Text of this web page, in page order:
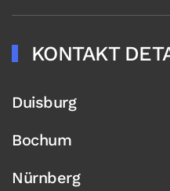
KONTAKT
Duisburg
Bochum
Nürnberg